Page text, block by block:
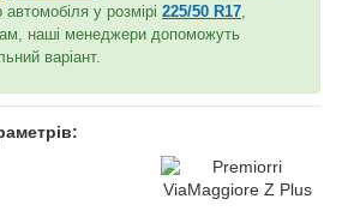
у розмірі 225/50 R17
наші менеджери допоможуть
варіант.